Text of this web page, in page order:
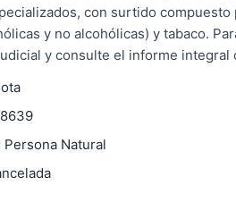
con surtido
y no alcohólicas) y tabaco.
y consulte el informe integral
Persona Natural